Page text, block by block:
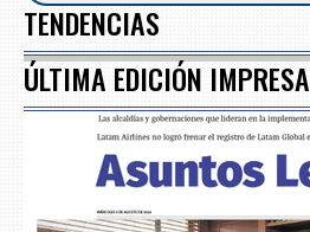
TENDENCIAS
ÚLTIMA EDICIÓN IMPRESA